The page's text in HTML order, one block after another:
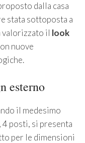
dalla casa
stata sottoposta a
valorizzato il look
nuove
esterno
il medesimo
4 posti, si presenta
per le dimensioni